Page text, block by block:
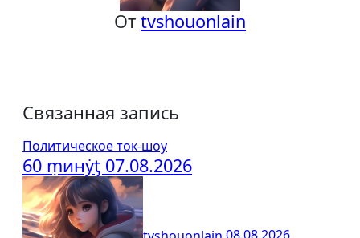
От tvshouonlain
Связанная запись
Политическое ток-шоу
60 ṃинẏƫ 07.08.2026